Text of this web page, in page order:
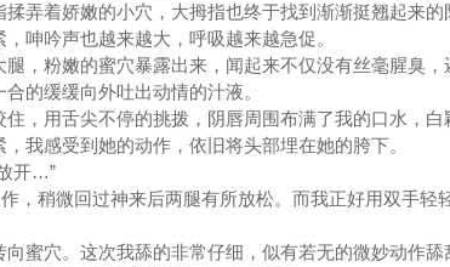
弄着娇嫩的小穴，大拇指也终于找到渐渐挺翘起来的
呻吟声也越来越大，呼吸越来越急促。
，粉嫩的蜜穴暴露出来，闻起来不仅没有丝毫腥臭，
的缓缓向外吐出动情的汁液。
，用舌尖不停的挑拨，阴唇周围布满了我的口水，白
我感受到她的动作，依旧将头部埋在她的胯下。
开…”
，稍微回过神来后两腿有所放松。而我正好用双手轻
蜜穴。这次我舔的非常仔细，似有若无的微妙动作舔